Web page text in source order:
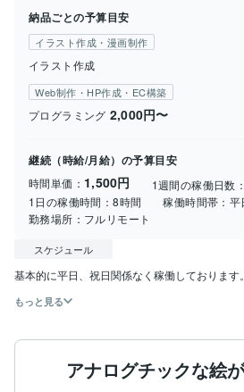
納品ごとの予算目安
イラスト作成・漫画制作
イラスト作成
Web制作・HP作成・EC構築
プログラミング 2,000円〜
継続（時給/月給）の予算目安
時間単価： 1,500円 1週間の稼働日数
1日の稼働時間：8時間 稼働時間帯： 平
勤務場所： フルリモート
スケジュール
基本的に平日、祝日関係なく稼働しております。
もっと見る
アナログチックな絵